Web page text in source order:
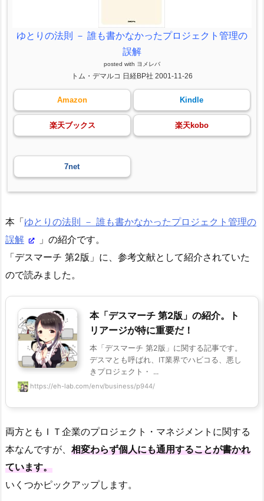
ゆとりの法則 － 誰も書かなかったプロジェクト管理の
誤解
posted with ヨメレバ
トム・デマルコ 日経BP社 2001-11-26
Amazon Kindle
楽天ブックス 楽天kobo
7net
本「ゆとりの法則 － 誰も書かなかったプロジェクト管理の
誤解
」の紹介です。
「デスマーチ 第2版」に、参考文献として紹介されていた
ので読みました。
本「デスマーチ 第2版」の紹介。ト
リアージが特に重要だ！
本「デスマーチ 第2版」に関する記事です。
デスマとも呼ばれ、IT業界でハビコる、悪し
きプロジェクト・ ...
https://eh-lab.com/env/business/p944/
両方ともＩＴ企業のプロジェクト・マネジメントに関する
本なんですが、 相変わらず個人にも通用することが書かれ
ています。
いくつかピックアップします。